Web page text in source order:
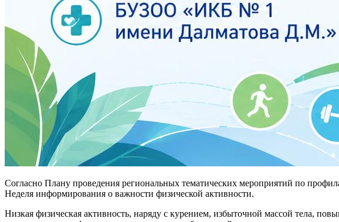
Согласно Плану проведения региональных тематических мероприятий по
Неделя информирования о важности физической активности.
Низкая физическая активность, наряду с курением, избыточной массой тела,